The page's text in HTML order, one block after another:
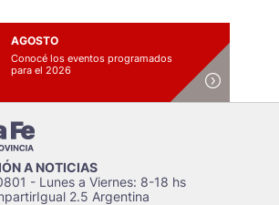
AGOSTO
Conocé los eventos programados
para el 2026
A NOTICIAS
- Lunes a Viernes: 8-18 hs
2.5 Argentina